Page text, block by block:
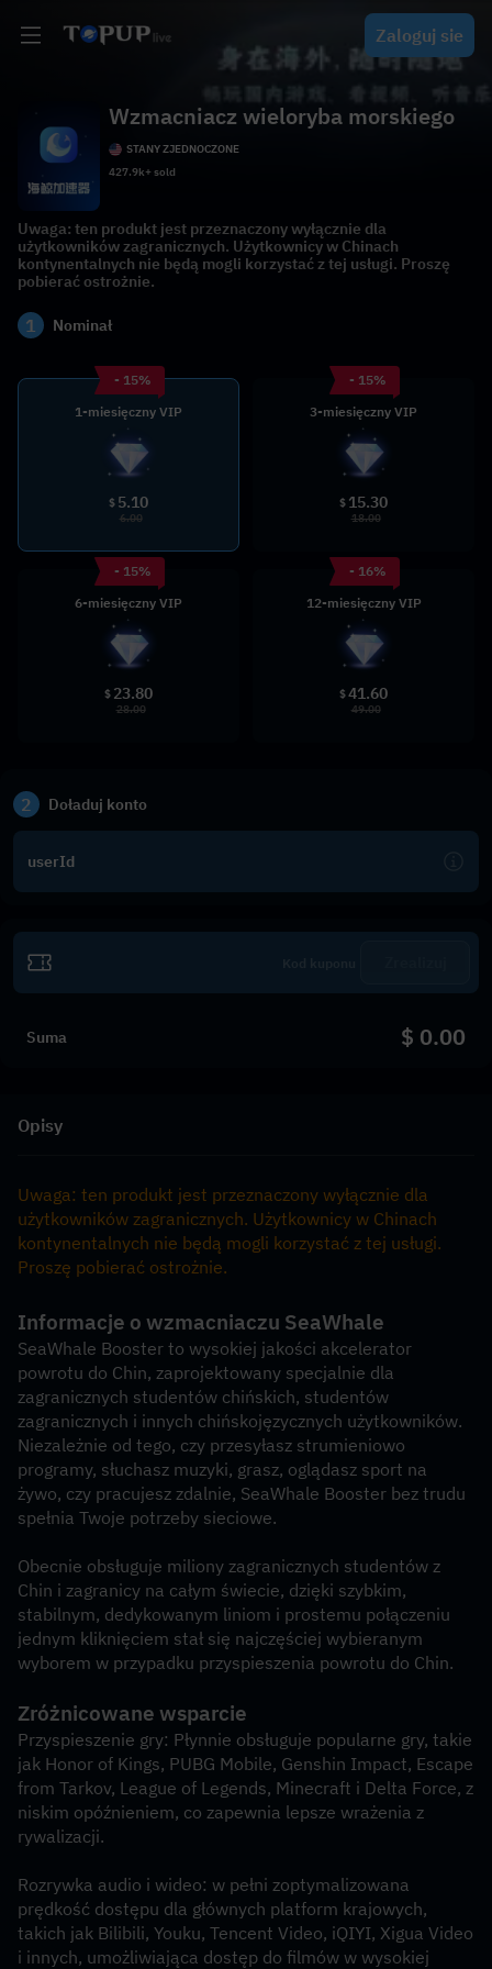
Zaloguj sie
Wzmacniacz wieloryba morskiego
STANY ZJEDNOCZONE
427.9k+ sold
Uwaga: ten produkt jest przeznaczony wyłącznie dla
użytkowników zagranicznych. Użytkownicy w Chinach
kontynentalnych nie będą mogli korzystać z tej usługi. Proszę
pobierać ostrożnie.
1 Nominał
- 15%
1-miesięczny VIP
$ 5.10
6.00
- 15%
3-miesięczny VIP
$ 15.30
18.00
- 15%
6-miesięczny VIP
$ 23.80
28.00
- 16%
12-miesięczny VIP
$41.60
49.00
2 Doładuj konto
userId
Suma $ 0.00
Opisy
Uwaga: ten produkt jest przeznaczony wyłącznie dla
użytkowników zagranicznych. Użytkownicy w Chinach
kontynentalnych nie będą mogli korzystać z tej usługi.
Proszę pobierać ostrożnie.
Informacje o wzmacniaczu SeaWhale
SeaWhale Booster to wysokiej jakości akcelerator
powrotu do Chin, zaprojektowany specjalnie dla
zagranicznych studentów chińskich, studentów
zagranicznych i innych chińskojęzycznych użytkowników.
Niezależnie od tego, czy przesyłasz strumieniowo
programy, słuchasz muzyki, grasz, oglądasz sport na
żywo, czy pracujesz zdalnie, SeaWhale Booster bez trudu
spełnia Twoje potrzeby sieciowe.
Obecnie obsługuje miliony zagranicznych studentów z
Chin i zagranicy na całym świecie, dzięki szybkim,
stabilnym, dedykowanym liniom i prostemu połączeniu
jednym kliknięciem stał się najczęściej wybieranym
wyborem w przypadku przyspieszenia powrotu do Chin.
Zróżnicowane wsparcie
Przyspieszenie gry: Płynnie obsługuje popularne gry, takie
jak Honor of Kings, PUBG Mobile, Genshin Impact, Escape
from Tarkov, League of Legends, Minecraft i Delta Force, z
niskim opóźnieniem, co zapewnia lepsze wrażenia z
rywalizacji.
Rozrywka audio i wideo: w pełni zoptymalizowana
prędkość dostępu dla głównych platform krajowych,
takich jak Bilibili, Youku, Tencent Video, iQIYI, Xigua Video
i innych, umożliwiająca dostęp do filmów w wysokiej